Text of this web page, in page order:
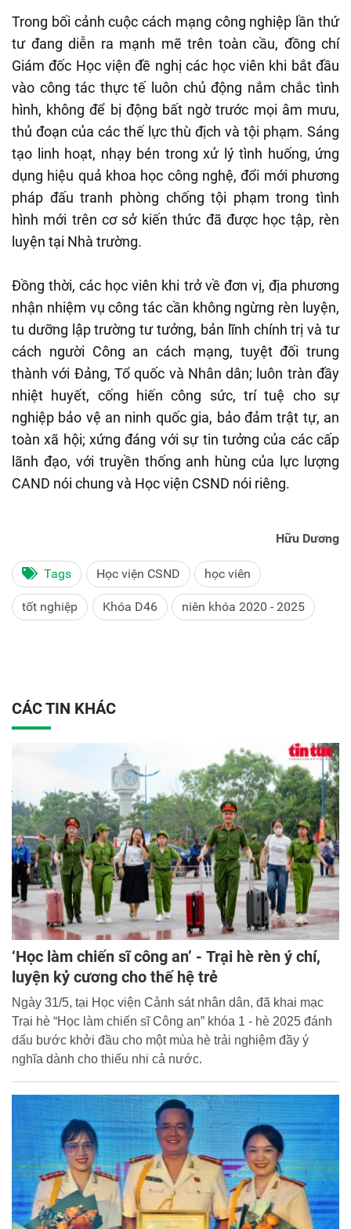
Trong bối cảnh cuộc cách mạng công nghiệp lần thứ
tư đang diễn ra mạnh mẽ trên toàn cầu, đồng chí
Giám đốc Học viện đề nghị các học viên khi bắt đầu
vào công tác thực tế luôn chủ động nắm chắc tình
hình, không để bị động bất ngờ trước mọi âm mưu,
thủ đoạn của các thế lực thù địch và tội phạm. Sáng
tạo linh hoạt, nhạy bén trong xử lý tình huống, ứng
dụng hiệu quả khoa học công nghệ, đổi mới phương
pháp đấu tranh phòng chống tội phạm trong tình
hình mới trên cơ sở kiến thức đã được học tập, rèn
luyện tại Nhà trường.
Đồng thời, các học viên khi trở về đơn vị, địa phương
nhận nhiệm vụ công tác cần không ngừng rèn luyện,
tu dưỡng lập trường tư tưởng, bản lĩnh chính trị và tư
cách người Công an cách mạng, tuyệt đối trung
thành với Đảng, Tổ quốc và Nhân dân; luôn tràn đầy
nhiệt huyết, cống hiến công sức, trí tuệ cho sự
nghiệp bảo vệ an ninh quốc gia, bảo đảm trật tự, an
toàn xã hội; xứng đáng với sự tin tưởng của các cấp
lãnh đạo, với truyền thống anh hùng của lực lượng
CAND nói chung và Học viện CSND nói riêng.
Hữu Dương
Tags Học viện CSND học viên
tốt nghiệp Khóa D46 niên khóa 2020 - 2025
CÁC TIN KHÁC
‘Học làm chiến sĩ công an’ - Trại hè rèn ý chí,
luyện kỷ cương cho thế hệ trẻ
Ngày 31/5, tại Học viện Cảnh sát nhân dân, đã khai mạc
Trại hè “Học làm chiến sĩ Công an” khóa 1 - hè 2025 đánh
dấu bước khởi đầu cho một mùa hè trải nghiệm đầy ý
nghĩa dành cho thiếu nhi cả nước.